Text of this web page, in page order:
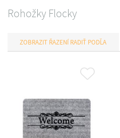
Rohožky Flocky
RADIŤ PODĽA